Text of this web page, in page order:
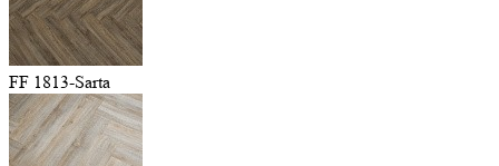
FF 1813-Sarta